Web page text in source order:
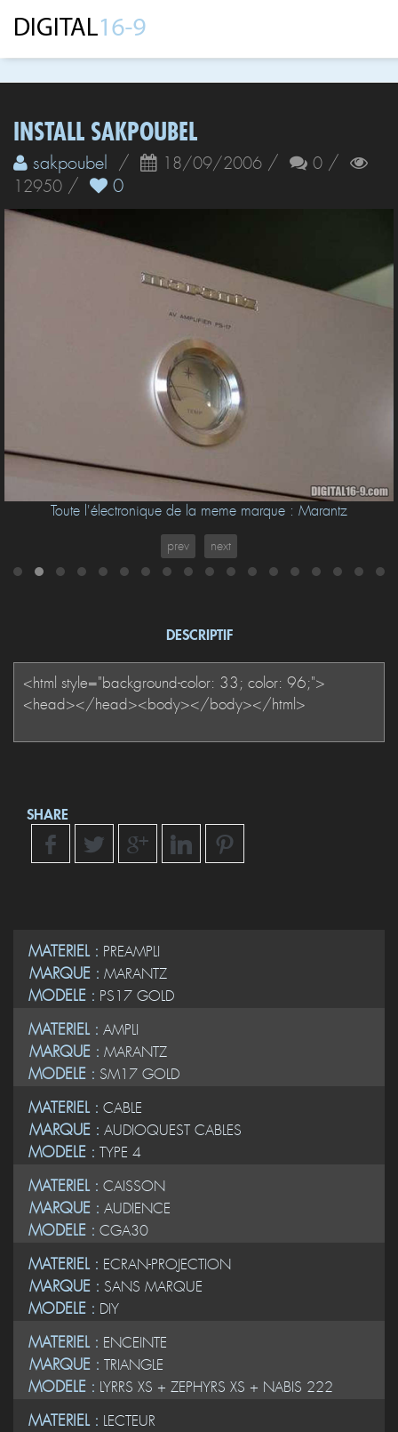
INSTALL SAKPOUBEL
sakpoubel / 18/09/2006 / 0 /
12950 / 0
Toute l'électronique de la meme marque : Marantz
prev next
DESCRIPTIF
SHARE
MATERIEL : PREAMPLI
MARQUE : MARANTZ
MODELE : PS17 GOLD
MATERIEL : AMPLI
MARQUE : MARANTZ
MODELE : SM17 GOLD
MATERIEL : CABLE
MARQUE : AUDIOQUEST CABLES
MODELE : TYPE 4
MATERIEL : CAISSON
MARQUE : AUDIENCE
MODELE : CGA30
MATERIEL : ECRAN-PROJECTION
MARQUE : SANS MARQUE
MODELE : DIY
MATERIEL : ENCEINTE
MARQUE : TRIANGLE
MODELE : LYRRS XS + ZEPHYRS XS + NABIS 222
MATERIEL : LECTEUR